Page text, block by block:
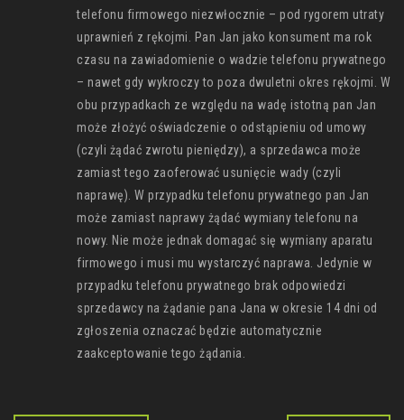
telefonu firmowego niezwłocznie – pod rygorem utraty
uprawnień z rękojmi. Pan Jan jako konsument ma rok
czasu na zawiadomienie o wadzie telefonu prywatnego
– nawet gdy wykroczy to poza dwuletni okres rękojmi. W
obu przypadkach ze względu na wadę istotną pan Jan
może złożyć oświadczenie o odstąpieniu od umowy
(czyli żądać zwrotu pieniędzy), a sprzedawca może
zamiast tego zaoferować usunięcie wady (czyli
naprawę). W przypadku telefonu prywatnego pan Jan
może zamiast naprawy żądać wymiany telefonu na
nowy. Nie może jednak domagać się wymiany aparatu
firmowego i musi mu wystarczyć naprawa. Jedynie w
przypadku telefonu prywatnego brak odpowiedzi
sprzedawcy na żądanie pana Jana w okresie 14 dni od
zgłoszenia oznaczać będzie automatycznie
zaakceptowanie tego żądania.